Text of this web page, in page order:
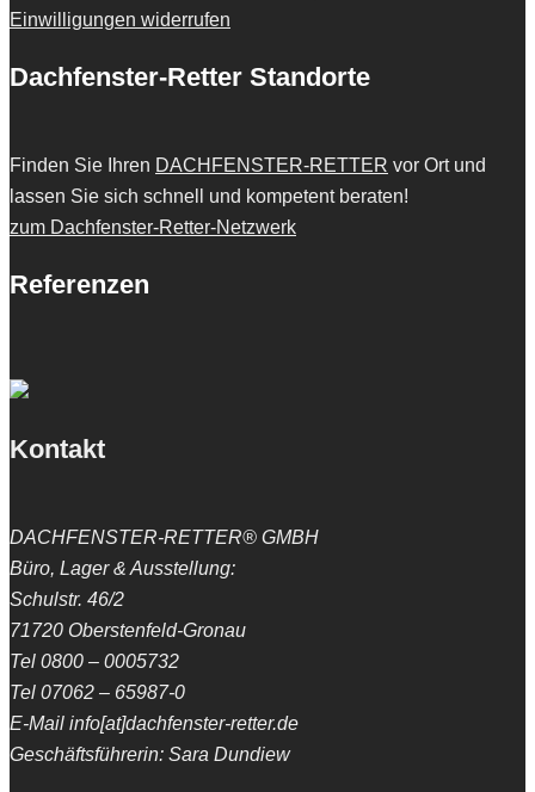
Einwilligungen widerrufen
Dachfenster-Retter Standorte
Finden Sie Ihren DACHFENSTER-RETTER vor Ort und
lassen Sie sich schnell und kompetent beraten!
zum Dachfenster-Retter-Netzwerk
Referenzen
Kontakt
DACHFENSTER-RETTER® GMBH
Büro, Lager & Ausstellung:
Schulstr. 46/2
71720 Oberstenfeld-Gronau
Tel 0800 – 0005732
Tel 07062 – 65987-0
E-Mail info[at]dachfenster-retter.de
Geschäftsführerin: Sara Dundiew